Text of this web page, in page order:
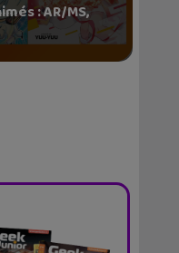
: AR/MS,